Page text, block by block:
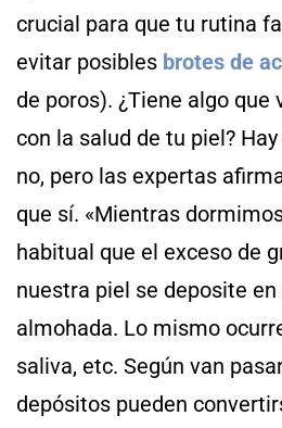
crucial para que tu rutina
evitar posibles brotes de
de poros). ¿Tiene algo que
con la salud de tu piel?
no, pero las expertas
que sí. «Mientras
habitual que el exceso de
nuestra piel se deposite
almohada. Lo mismo
saliva, etc. Según van
depósitos pueden